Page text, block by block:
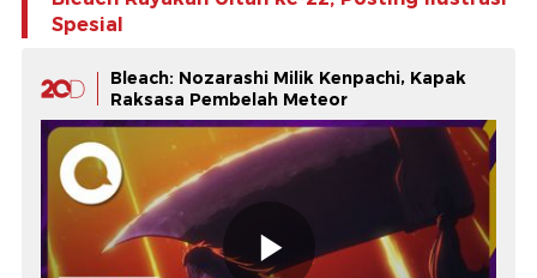
Spesial
Bleach: Nozarashi Milik Kenpachi, Kapak
Raksasa Pembelah Meteor